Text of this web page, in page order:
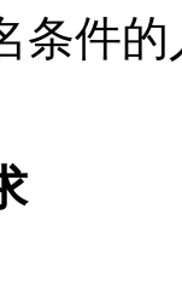
条件